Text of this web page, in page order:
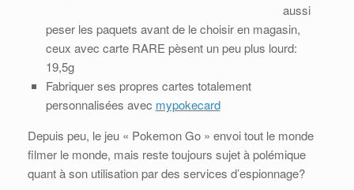
aussi
peser les paquets avant de le choisir en magasin,
ceux avec carte RARE pèsent un peu plus lourd:
19,5g
Fabriquer ses propres cartes totalement
personnalisées avec mypokecard
Depuis peu, le jeu « Pokemon Go » envoi tout le monde
filmer le monde, mais reste toujours sujet à polémique
quant à son utilisation par des services d’espionnage?